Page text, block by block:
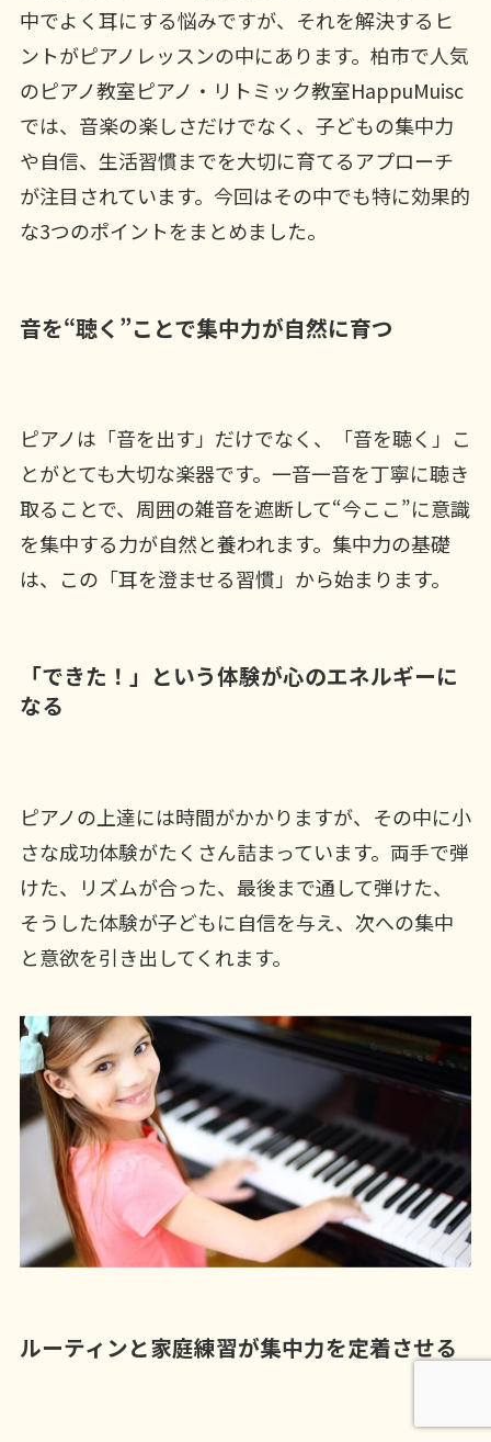
中でよく耳にする悩みですが、それを解決するヒ
ントがピアノレッスンの中にあります。柏市で人気
のピアノ教室ピアノ・リトミック教室HappuMuisc
では、音楽の楽しさだけでなく、子どもの集中力
や自信、生活習慣までを大切に育てるアプローチ
が注目されています。今回はその中でも特に効果的
な3つのポイントをまとめました。
音を“聴く”ことで集中力が自然に育つ
ピアノは「音を出す」だけでなく、「音を聴く」こ
とがとても大切な楽器です。一音一音を丁寧に聴き
取ることで、周囲の雑音を遮断して“今ここ”に意識
を集中する力が自然と養われます。集中力の基礎
は、この「耳を澄ませる習慣」から始まります。
「できた！」という体験が心のエネルギーに
なる
ピアノの上達には時間がかかりますが、その中に小
さな成功体験がたくさん詰まっています。両手で弾
けた、リズムが合った、最後まで通して弾けた、
そうした体験が子どもに自信を与え、次への集中
と意欲を引き出してくれます。
ルーティンと家庭練習が集中力を定着させる